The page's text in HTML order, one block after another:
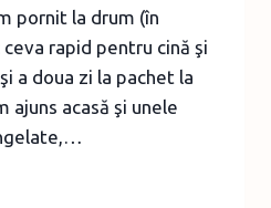
pornit la drum (în
rapid pentru cină şi
a doua zi la pachet la
ajuns acasă şi unele